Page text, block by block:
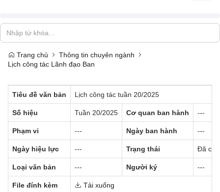
Trang chủ
Thông tin chuyên ngành
Lịch công tác Lãnh đạo Ban
Tiêu đề văn bản Lịch công tác tuần 20/2025
Số hiệu Tuần 20/2025 Cơ quan ban hành ---
Phạm vi --- Ngày ban hành ---
Ngày hiệu lực --- Trạng thái Đã có
Loại văn bản --- Người ký ---
File đính kèm Tải xuống